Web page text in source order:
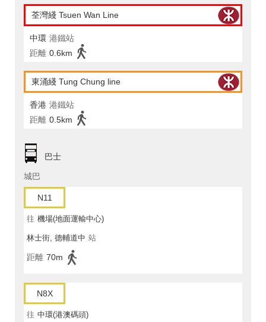
荃灣綫 Tsuen Wan Line
中環 港鐵站
距離 0.6km
東涌綫 Tung Chung line
香港 港鐵站
距離 0.5km
巴士
城巴
N11
往 機場(地面運輸中心)
林士街, 德輔道中 站
距離 70m
N8X
往 中環(港澳碼頭)